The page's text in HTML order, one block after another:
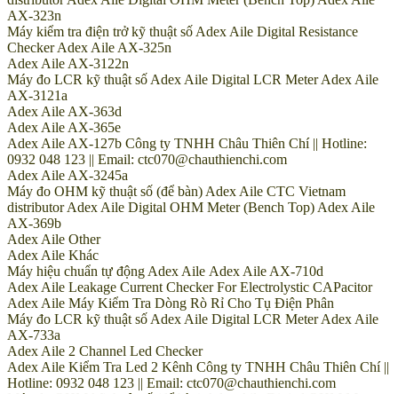
AX-323n
Máy kiểm tra điện trở kỹ thuật số Adex Aile Digital Resistance
Checker Adex Aile AX-325n
Adex Aile AX-3122n
Máy đo LCR kỹ thuật số Adex Aile Digital LCR Meter Adex Aile
AX-3121a
Adex Aile AX-363d
Adex Aile AX-365e
Adex Aile AX-127b Công ty TNHH Châu Thiên Chí || Hotline:
0932 048 123 || Email: ctc070@chauthienchi.com
Adex Aile AX-3245a
Máy đo OHM kỹ thuật số (để bàn) Adex Aile CTC Vietnam
distributor Adex Aile Digital OHM Meter (Bench Top) Adex Aile
AX-369b
Adex Aile Other
Adex Aile Khác
Máy hiệu chuẩn tự động Adex Aile Adex Aile AX-710d
Adex Aile Leakage Current Checker For Electrolystic CAPacitor
Adex Aile Máy Kiểm Tra Dòng Rò Rỉ Cho Tụ Điện Phân
Máy đo LCR kỹ thuật số Adex Aile Digital LCR Meter Adex Aile
AX-733a
Adex Aile 2 Channel Led Checker
Adex Aile Kiểm Tra Led 2 Kênh Công ty TNHH Châu Thiên Chí ||
Hotline: 0932 048 123 || Email: ctc070@chauthienchi.com